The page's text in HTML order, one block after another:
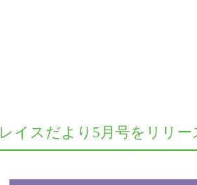
レイスだより5月号をリリー